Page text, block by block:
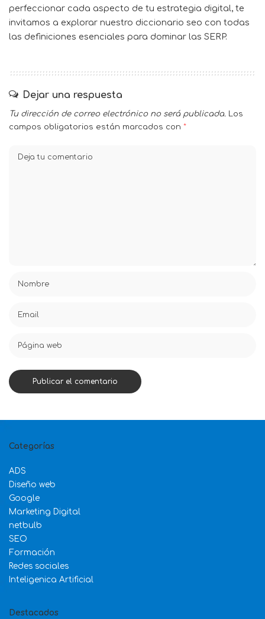
perfeccionar cada aspecto de tu estrategia digital, te
invitamos a explorar nuestro diccionario seo con todas
las definiciones esenciales para dominar las SERP.
Dejar una respuesta
Tu dirección de correo electrónico no será publicada. Los
campos obligatorios están marcados con *
Categorías
ADS
Diseño web
Google
Marketing Digital
netbulb
SEO
Formación
Redes sociales
Inteligenica Artificial
Destacados